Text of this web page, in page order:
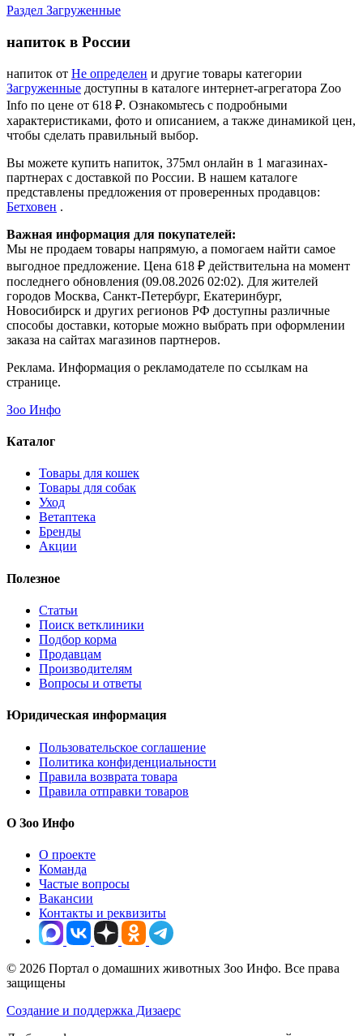
Раздел Загруженные
напиток в России
напиток от Не определен и другие товары категории
Загруженные доступны в каталоге интернет-агрегатора Zoo
Info по цене от 618 ₽. Ознакомьтесь с подробными
характеристиками, фото и описанием, а также динамикой цен,
чтобы сделать правильный выбор.
Вы можете купить напиток, 375мл онлайн в 1 магазинах-
партнерах с доставкой по России. В нашем каталоге
представлены предложения от проверенных продавцов:
Бетховен .
Важная информация для покупателей:
Мы не продаем товары напрямую, а помогаем найти самое
выгодное предложение. Цена 618 ₽ действительна на момент
последнего обновления (09.08.2026 02:02). Для жителей
городов Москва, Санкт-Петербург, Екатеринбург,
Новосибирск и других регионов РФ доступны различные
способы доставки, которые можно выбрать при оформлении
заказа на сайтах магазинов партнеров.
Реклама. Информация о рекламодателе по ссылкам на
странице.
Зоо Инфо
Каталог
Товары для кошек
Товары для собак
Уход
Ветаптека
Бренды
Акции
Полезное
Статьи
Поиск ветклиники
Подбор корма
Продавцам
Производителям
Вопросы и ответы
Юридическая информация
Пользовательское соглашение
Политика конфиденциальности
Правила возврата товара
Правила отправки товаров
О Зоо Инфо
О проекте
Команда
Частые вопросы
Вакансии
Контакты и реквизиты
© 2026 Портал о домашних животных Зоо Инфо. Все права
защищены
Создание и поддержка Дизаерс